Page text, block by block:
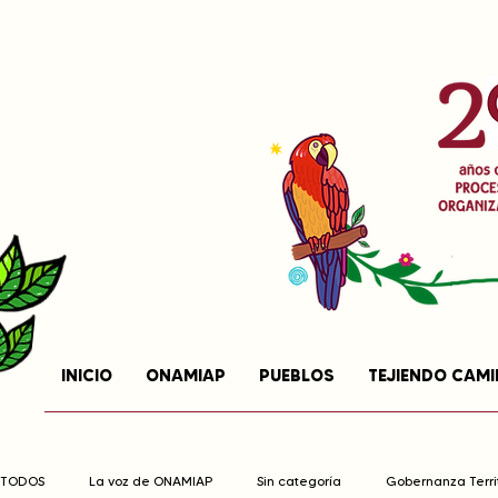
INICIO ONAMIAP PUEBLOS TEJIENDO
TODOS La voz de ONAMIAP Sin categoría Gobernanza